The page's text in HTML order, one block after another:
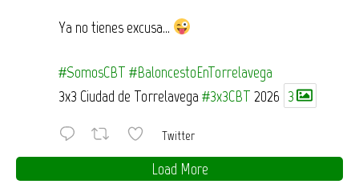
Ya no tienes excusa…
#SomosCBT #BaloncestoEnTorrelavega
3x3 Ciudad de Torrelavega#3x3CBT 2026 3
Twitter
Load More